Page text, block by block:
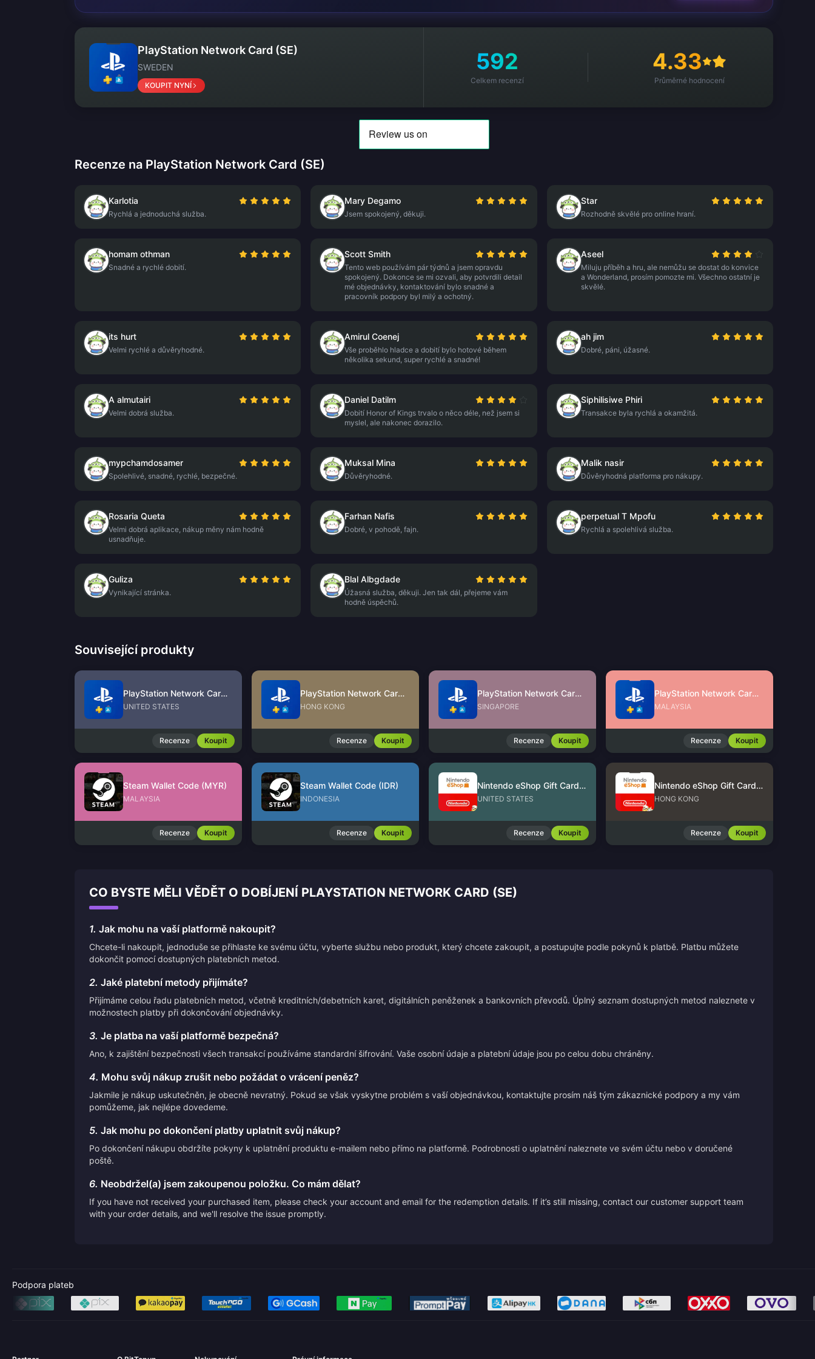
PlayStation Network Card (SE)
SWEDEN
KOUPIT NYNÍ
592
Celkem recenzí
4.33
Průměrné hodnocení
Recenze na PlayStation Network Card (SE)
Karlotia
Rychlá a jednoduchá služba.
Mary Degamo
Jsem spokojený, děkuji.
Star
Rozhodně skvělé pro online hraní.
homam othman
Snadné a rychlé dobití.
Scott Smith
Tento web používám pár týdnů a jsem opravdu
spokojený. Dokonce se mi ozvali, aby potvrdili detail
mé objednávky, kontaktování bylo snadné a
pracovník podpory byl milý a ochotný.
Aseel
Miluju příběh a hru, ale nemůžu se dostat do konvice
a Wonderland, prosím pomozte mi. Všechno ostatní je
skvělé.
its hurt
Velmi rychlé a důvěryhodné.
Amirul Coenej
Vše proběhlo hladce a dobití bylo hotové během
několika sekund, super rychlé a snadné!
ah jim
Dobré, páni, úžasné.
A almutairi
Velmi dobrá služba.
Daniel Datilm
Dobití Honor of Kings trvalo o něco déle, než jsem si
myslel, ale nakonec dorazilo.
Siphilisiwe Phiri
Transakce byla rychlá a okamžitá.
mypchamdosamer
Spolehlivé, snadné, rychlé, bezpečné.
Muksal Mina
Důvěryhodné.
Malik nasir
Důvěryhodná platforma pro nákupy.
Rosaria Queta
Velmi dobrá aplikace, nákup měny nám hodně
usnadňuje.
Farhan Nafis
Dobré, v pohodě, fajn.
perpetual T Mpofu
Rychlá a spolehlivá služba.
Guliza
Vynikající stránka.
Blal Albgdade
Úžasná služba, děkuji. Jen tak dál, přejeme vám
hodně úspěchů.
Související produkty
PlayStation Network Card (US)
UNITED STATES
Recenze Koupit
PlayStation Network Card (HK)
HONG KONG
Recenze Koupit
PlayStation Network Card (SG)
SINGAPORE
Recenze Koupit
PlayStation Network Card (MY)
MALAYSIA
Recenze Koupit
Steam Wallet Code (MYR)
MALAYSIA
Recenze Koupit
Steam Wallet Code (IDR)
INDONESIA
Recenze Koupit
Nintendo eShop Gift Card (US)
UNITED STATES
Recenze Koupit
Nintendo eShop Gift Card (HK)
HONG KONG
Recenze Koupit
CO BYSTE MĚLI VĚDĚT O DOBÍJENÍ PLAYSTATION NETWORK CARD (SE)
1. Jak mohu na vaší platformě nakoupit?
Chcete-li nakoupit, jednoduše se přihlaste ke svému účtu, vyberte službu nebo produkt, který chcete zakoupit, a postupujte podle pokynů k platbě. Platbu můžete
dokončit pomocí dostupných platebních metod.
2. Jaké platební metody přijímáte?
Přijímáme celou řadu platebních metod, včetně kreditních/debetních karet, digitálních peněženek a bankovních převodů. Úplný seznam dostupných metod naleznete v
možnostech platby při dokončování objednávky.
3. Je platba na vaší platformě bezpečná?
Ano, k zajištění bezpečnosti všech transakcí používáme standardní šifrování. Vaše osobní údaje a platební údaje jsou po celou dobu chráněny.
4. Mohu svůj nákup zrušit nebo požádat o vrácení peněz?
Jakmile je nákup uskutečněn, je obecně nevratný. Pokud se však vyskytne problém s vaší objednávkou, kontaktujte prosím náš tým zákaznické podpory a my vám
pomůžeme, jak nejlépe dovedeme.
5. Jak mohu po dokončení platby uplatnit svůj nákup?
Po dokončení nákupu obdržíte pokyny k uplatnění produktu e-mailem nebo přímo na platformě. Podrobnosti o uplatnění naleznete ve svém účtu nebo v doručené
poště.
6. Neobdržel(a) jsem zakoupenou položku. Co mám dělat?
If you have not received your purchased item, please check your account and email for the redemption details. If it’s still missing, contact our customer support team
with your order details, and we'll resolve the issue promptly.
Podpora plateb